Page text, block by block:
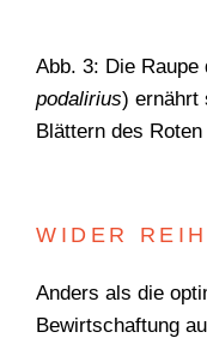
Abb. 3: Die
podalirius) ernährt
Blättern des
WIDER
Anders als die
Bewirtschaftung